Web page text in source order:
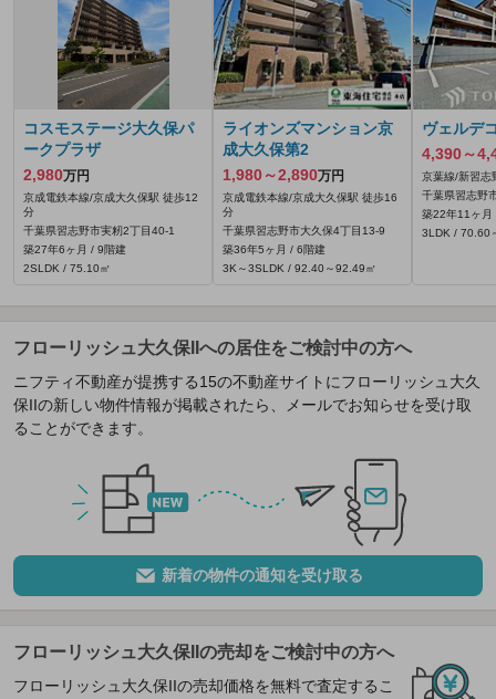
コスモステージ大久保パ
ークプラザ
2,980万円
京成電鉄本線/京成大久保駅 徒歩12
分
千葉県習志野市実籾2丁目40-1
築27年6ヶ月 / 9階建
2SLDK / 75.10㎡
ライオンズマンション京
成大久保第2
1,980～2,890万円
京成電鉄本線/京成大久保駅 徒歩16
分
千葉県習志野市大久保4丁目13-9
築36年5ヶ月 / 6階建
3K～3SLDK / 92.40～92.49㎡
ヴェルデ
4,390～
京葉線/新習志
千葉県習志野
築22年11ヶ月
3LDK / 70.60
フローリッシュ大久保IIへの居住をご検討中の方へ
ニフティ不動産が提携する15の不動産サイトにフローリッシュ大久
保IIの新しい物件情報が掲載されたら、メールでお知らせを受け取
ることができます。
新着の物件の通知を受け取る
フローリッシュ大久保IIの売却をご検討中の方へ
フローリッシュ大久保IIの売却価格を無料で査定するこ